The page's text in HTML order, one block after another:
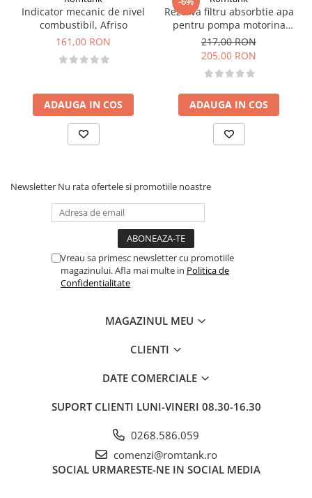
Indicator mecanic de nivel
combustibil, Afriso
161,00 RON
ADAUGA IN COS
Rezerva filtru absorbtie apa
pentru pompa motorina
CFD 70-30
217,00 RON
205,00 RON
ADAUGA IN COS
Newsletter Nu rata ofertele si promotiile noastre
Vreau sa primesc newsletter cu promotiile
magazinului. Afla mai multe in Politica de
Confidentialitate
MAGAZINUL MEU
CLIENTI
DATE COMERCIALE
SUPORT CLIENTI LUNI-VINERI 08.30-16.30
0268.586.059
comenzi@romtank.ro
SOCIAL URMARESTE-NE IN SOCIAL MEDIA